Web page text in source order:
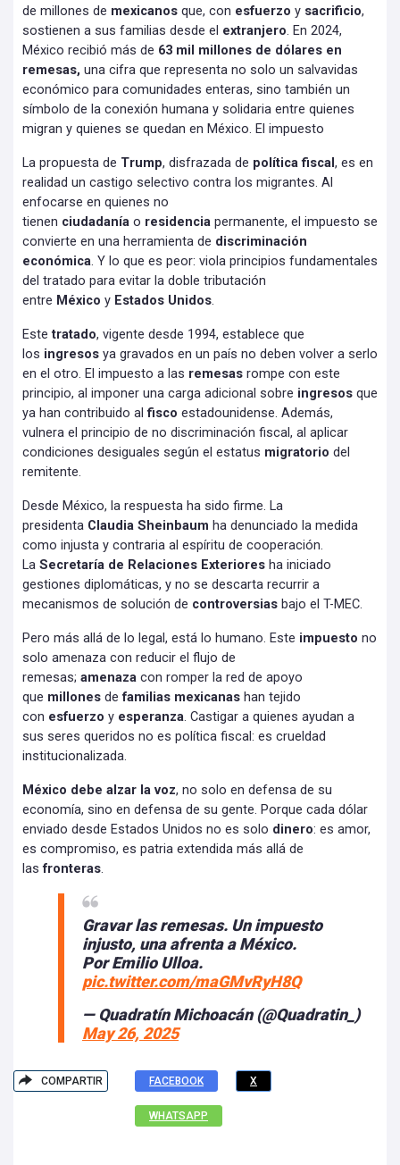
de millones de mexicanos que, con esfuerzo y sacrificio,
sostienen a sus familias desde el extranjero. En 2024,
México recibió más de 63 mil millones de dólares en
remesas, una cifra que representa no solo un salvavidas
económico para comunidades enteras, sino también un
símbolo de la conexión humana y solidaria entre quienes
migran y quienes se quedan en México. El impuesto
La propuesta de Trump, disfrazada de política fiscal , es en
realidad un castigo selectivo contra los migrantes. Al
enfocarse en quienes no
tienen ciudadanía o residencia permanente, el impuesto se
convierte en una herramienta de discriminación
económica. Y lo que es peor: viola principios fundamentales
del tratado para evitar la doble tributación
entre México y Estados Unidos.
Estetratado, vigente desde 1994, establece que
los ingresos ya gravados en un país no deben volver a serlo
en el otro. El impuesto a las remesas rompe con este
principio, al imponer una carga adicional sobre ingresos que
ya han contribuido alfisco estadounidense. Además,
vulnera el principio de no discriminación fiscal, al aplicar
condiciones desiguales según el estatus migratorio del
remitente.
Desde México, la respuesta ha sido firme. La
presidenta Claudia Sheinbaum ha denunciado la medida
como injusta y contraria al espíritu de cooperación.
La Secretaría de Relaciones Exteriores ha iniciado
gestiones diplomáticas, y no se descarta recurrir a
mecanismos de solución de controversias bajo el T-MEC.
Pero más allá de lo legal, está lo humano. Este impuesto no
solo amenaza con reducir el flujo de
remesas; amenaza con romper la red de apoyo
que millones defamilias mexicanas han tejido
con esfuerzo y esperanza. Castigar a quienes ayudan a
sus seres queridos no es política fiscal: es crueldad
institucionalizada.
México debe alzar la voz, no solo en defensa de su
economía, sino en defensa de su gente. Porque cada dólar
enviado desde Estados Unidos no es solo dinero: es amor,
es compromiso, es patria extendida más allá de
lasfronteras.
Gravar las remesas. Un impuesto
injusto, una afrenta a México.
Por Emilio Ulloa.
pic.twitter.com/maGMvRyH8Q
— Quadratín Michoacán (@Quadratin_)
May 26, 2025
COMPARTIR FACEBOOK X
WHATSAPP